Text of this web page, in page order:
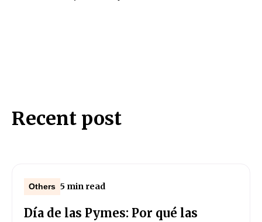
Recent post
Others 5 min read
Día de las Pymes: Por qué las